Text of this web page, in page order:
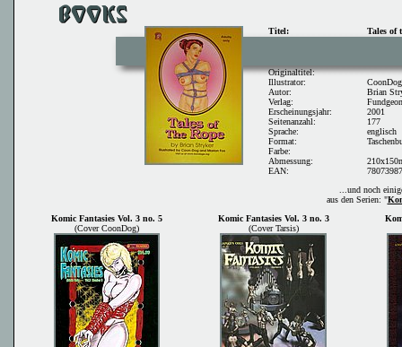
Titel: Tales of
Originaltitel:
Illustrator:
Autor:
Verlag:
Erscheinungsjahr:
Seitenanzahl:
Sprache:
Format:
Farbe:
Abmessung:
EAN:
Brian
2001
177
englisch
...und noch
aus den Serien: "
Komic Fantasies Vol. 3 no. 5
(Cover CoonDog)
Komic Fantasies Vol. 3 no. 3
(Cover Tarsis)